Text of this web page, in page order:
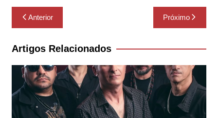
Navegação
de
Post
Anterior Próximo
Artigos Relacionados